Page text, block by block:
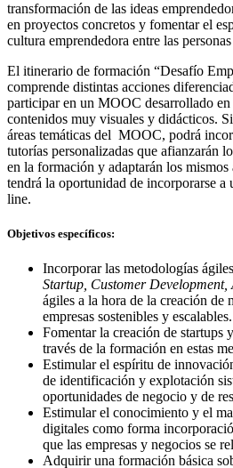
transformación de las ideas
en proyectos concretos y fomentar el
cultura emprendedora entre las
El itinerario de formación “Desafío
comprende distintas acciones
participar en un MOOC desarrollado
contenidos muy visuales y didácticos.
áreas temáticas del MOOC, podrá
tutorías personalizadas que afianzarán
en la formación y adaptarán los
tendrá la oportunidad de incorporarse a
line.
Objetivos específicos:
Incorporar las metodologías
Startup, Customer Development,
ágiles a la hora de la creación de
empresas sostenibles y escalables.
Fomentar la creación de startups
través de la formación en estas
Estimular el espíritu de
de identificación y explotación
oportunidades de negocio y de
Estimular el conocimiento y el
digitales como forma
que las empresas y negocios se
Adquirir una formación básica